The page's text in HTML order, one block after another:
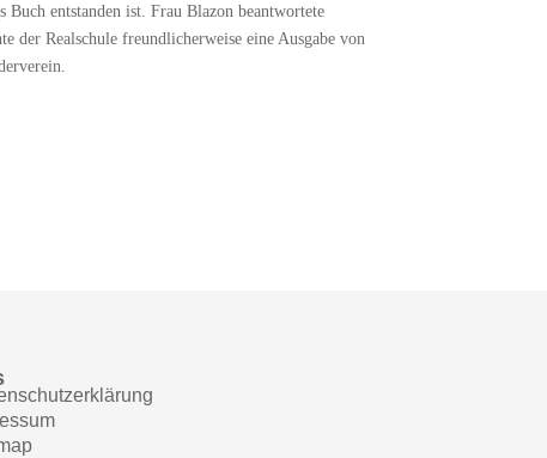
Buch entstanden ist. Frau Blazon beantwortete
der Realschule freundlicherweise eine Ausgabe von